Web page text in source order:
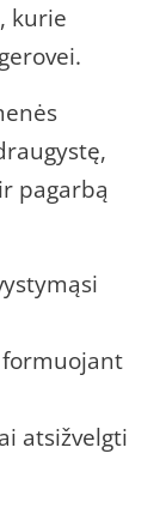
kurie
pagarbą
atsižvelgti